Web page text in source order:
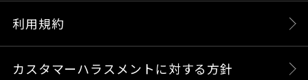
利用規約
カスタマーハラスメントに対する方針